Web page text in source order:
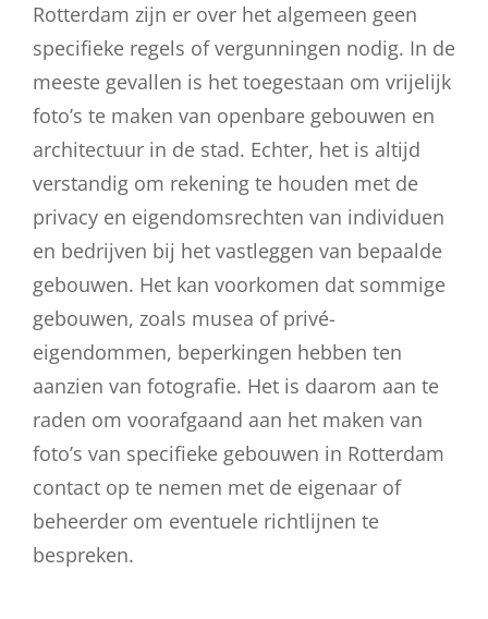
Rotterdam zijn er over het algemeen geen
specifieke regels of vergunningen nodig. In de
meeste gevallen is het toegestaan om vrijelijk
foto’s te maken van openbare gebouwen en
architectuur in de stad. Echter, het is altijd
verstandig om rekening te houden met de
privacy en eigendomsrechten van individuen
en bedrijven bij het vastleggen van bepaalde
gebouwen. Het kan voorkomen dat sommige
gebouwen, zoals musea of privé-
eigendommen, beperkingen hebben ten
aanzien van fotografie. Het is daarom aan te
raden om voorafgaand aan het maken van
foto’s van specifieke gebouwen in Rotterdam
contact op te nemen met de eigenaar of
beheerder om eventuele richtlijnen te
bespreken.